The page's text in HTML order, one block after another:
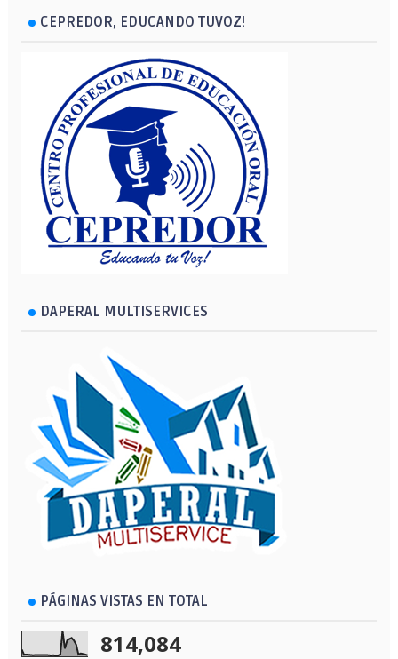
CEPREDOR, EDUCANDO TUVOZ!
DAPERAL MULTISERVICES
PÁGINAS VISTAS EN TOTAL
814,084